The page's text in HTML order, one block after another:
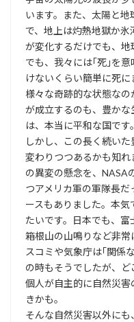
います。また、太陽と
で、地上は灼熱地獄か
が変化するだけでも、
でも、我々には｢死｣を
けないくらい簡単に死
様々な奇跡的な状態な
が成立するのも、豊か
は、本当に平和な国です
しかし、この長く続い
変わりつつあるかも知
の異変の懸念を、NASA
つアメリカ軍の軍隊長
ースもありました。本
たいです。日本でも、
箱根山の山鳴りなど非
スコミや気象庁は｢関係
の時もそうでしたが、ど
個人が自主的に自然災
きかも。
そんな自然災害以外に